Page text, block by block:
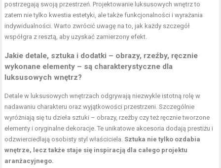
postrzegają swoją przestrzeń. Projektowanie luksusowych wnętrz to
zatem nie tylko kwestia estetyki, ale także funkcjonalności i wyrażania
indywidualności. Warto zwrócić uwagę na to, jak każdy szczegół
współgra z resztą, aby uzyskać zamierzony efekt.
Jakie detale, sztuka i dodatki – obrazy, rzeźby, ręcznie
wykonane elementy – są charakterystyczne dla
luksusowych wnętrz?
Detale w luksusowych wnętrzach odgrywają niezwykle istotną rolę w
nadawaniu charakteru oraz wyjątkowości przestrzeni. Szczególnie
wyróżniają się tu dzieła sztuki – obrazy, rzeźby czy też ręcznie tworzone
elementy i oryginalne dekoracje. Te unikatowe akcesoria dodają prestiżu i
odzwierciedlają osobisty styl właściciela. Sztuka nie tylko ozdabia
wnętrze, lecz także staje się inspiracją dla całego projektu
aranżacyjnego.